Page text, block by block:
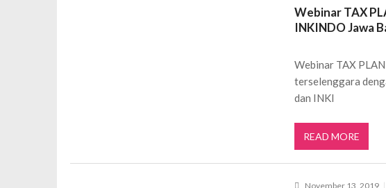
Webinar TAX
INKINDO Jawa
Webinar TAX
terselenggara
dan INKI
READ MORE
November 13, 2019